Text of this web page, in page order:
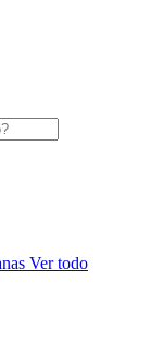
Ver todo